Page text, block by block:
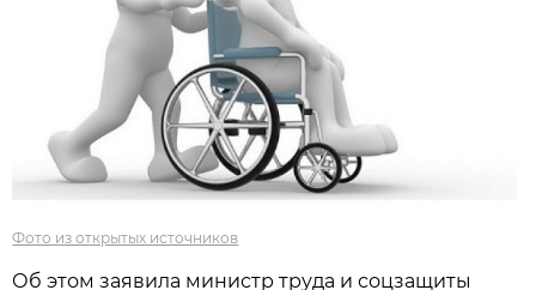
Фото из открытых источников
Об этом заявила министр труда и соцзащиты